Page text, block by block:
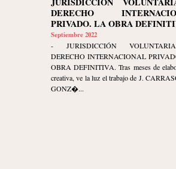
DERECHO
PRIVADO. LA OBRA
Septiembre 2022
- JURISDICCIÓN
DERECHO INTERNACIONAL
OBRA DEFINITIVA. Tras meses de
creativa, ve la luz el trabajo de J.
GONZ�...